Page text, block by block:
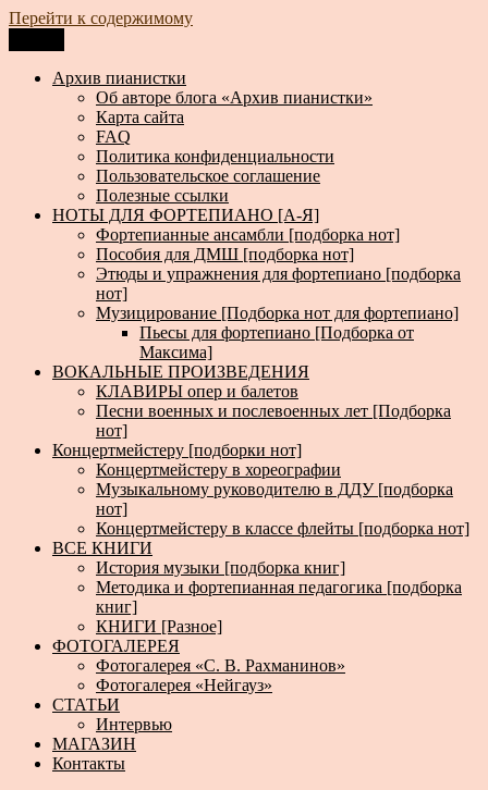
Перейти к содержимому
Архив пианистки
Всё для пианистов: ноты, книги, музыка, статьи…
Архив пианистки
Об авторе блога «Архив пианистки»
Карта сайта
FAQ
Политика конфиденциальности
Пользовательское соглашение
Полезные ссылки
НОТЫ ДЛЯ ФОРТЕПИАНО [А-Я]
Фортепианные ансамбли [подборка нот]
Пособия для ДМШ [подборка нот]
Этюды и упражнения для фортепиано [подборка
нот]
Музицирование [Подборка нот для фортепиано]
Пьесы для фортепиано [Подборка от
Максима]
ВОКАЛЬНЫЕ ПРОИЗВЕДЕНИЯ
КЛАВИРЫ опер и балетов
Песни военных и послевоенных лет [Подборка
нот]
Концертмейстеру [подборки нот]
Концертмейстеру в хореографии
Музыкальному руководителю в ДДУ [подборка
нот]
Концертмейстеру в классе флейты [подборка нот]
ВСЕ КНИГИ
История музыки [подборка книг]
Методика и фортепианная педагогика [подборка
книг]
КНИГИ [Разное]
ФОТОГАЛЕРЕЯ
Фотогалерея «С. В. Рахманинов»
Фотогалерея «Нейгауз»
СТАТЬИ
Интервью
МАГАЗИН
Контакты